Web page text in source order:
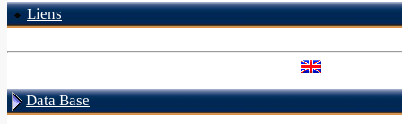
Liens
Data Base